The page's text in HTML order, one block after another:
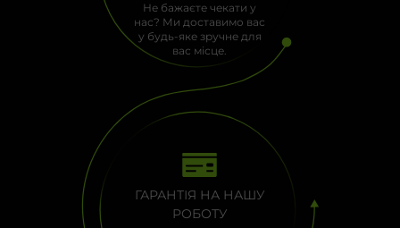
Не бажаєте чекати у
нас? Ми доставимо вас
у будь-яке зручне для
вас місце.
ГАРАНТІЯ НА НАШУ
РОБОТУ